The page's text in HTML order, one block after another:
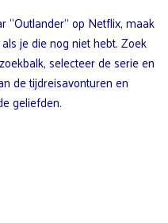
“Outlander” op Netflix, maak
je die nog niet hebt. Zoek
selecteer de serie en
de tijdreisavonturen en
geliefden.